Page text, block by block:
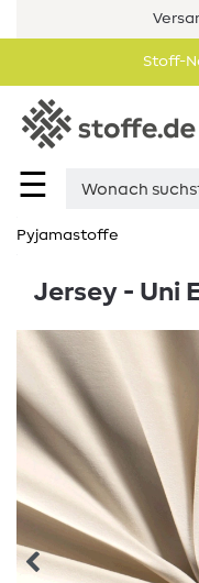
Stoff-
☰
Pyjamastoffe
Jersey - Uni